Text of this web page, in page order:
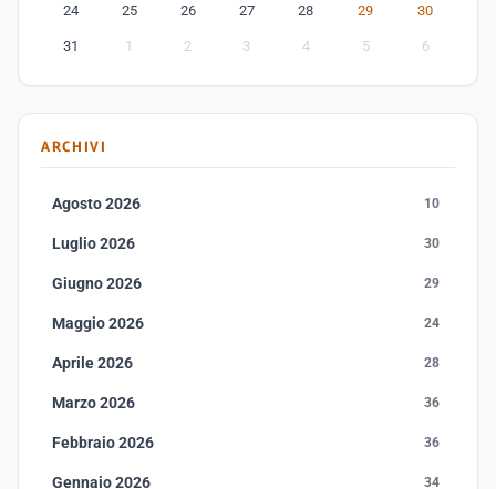
24 25 26 27 28 29 30
31 1 2 3 4 5 6
ARCHIVI
Agosto 2026 10
Luglio 2026 30
Giugno 2026 29
Maggio 2026 24
Aprile 2026 28
Marzo 2026 36
Febbraio 2026 36
Gennaio 2026 34